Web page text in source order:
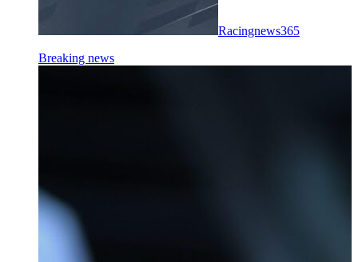
Racingnews365
Breaking news